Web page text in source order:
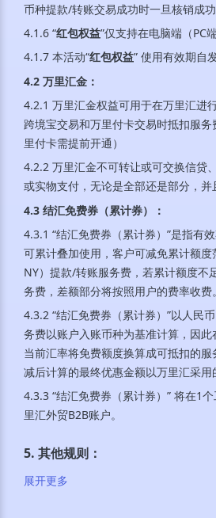
币种提款/转账交易成功时一旦核销成功
4.1.6 “红包权益”仅支持在电脑端（PC
4.1.7 本活动“红包权益” 使用有效期自
4.2 万里汇金 ：
4.2.1 万里汇金权益可用于在万里汇进
跨境宝交易和万里付卡交易时抵扣服
里付卡需提前开通）
4.2.2 万里汇金不可转让或可交换信贷
或实物支付，无论是全部还是部分，并
4.3 结汇免费券（累计券）
：
4.3.1 “结汇免费券（累计券）”是指有
可累计叠加使用，客户可减免累计额
NY）提款/转账服务费，若累计额度不
务费，差额部分将按照用户的费率收费。
4.3.2 “结汇免费券（累计券）”以人民
务费以账户入账币种为基准计算，因
当前汇率将免费额度换算成可抵扣的服
减后计算的最终优惠金额以万里汇采用
4.3.3 “结汇免费券（累计券）” 将在1
里汇外贸B2B账户。
5. 其他规则 ：
展开更多